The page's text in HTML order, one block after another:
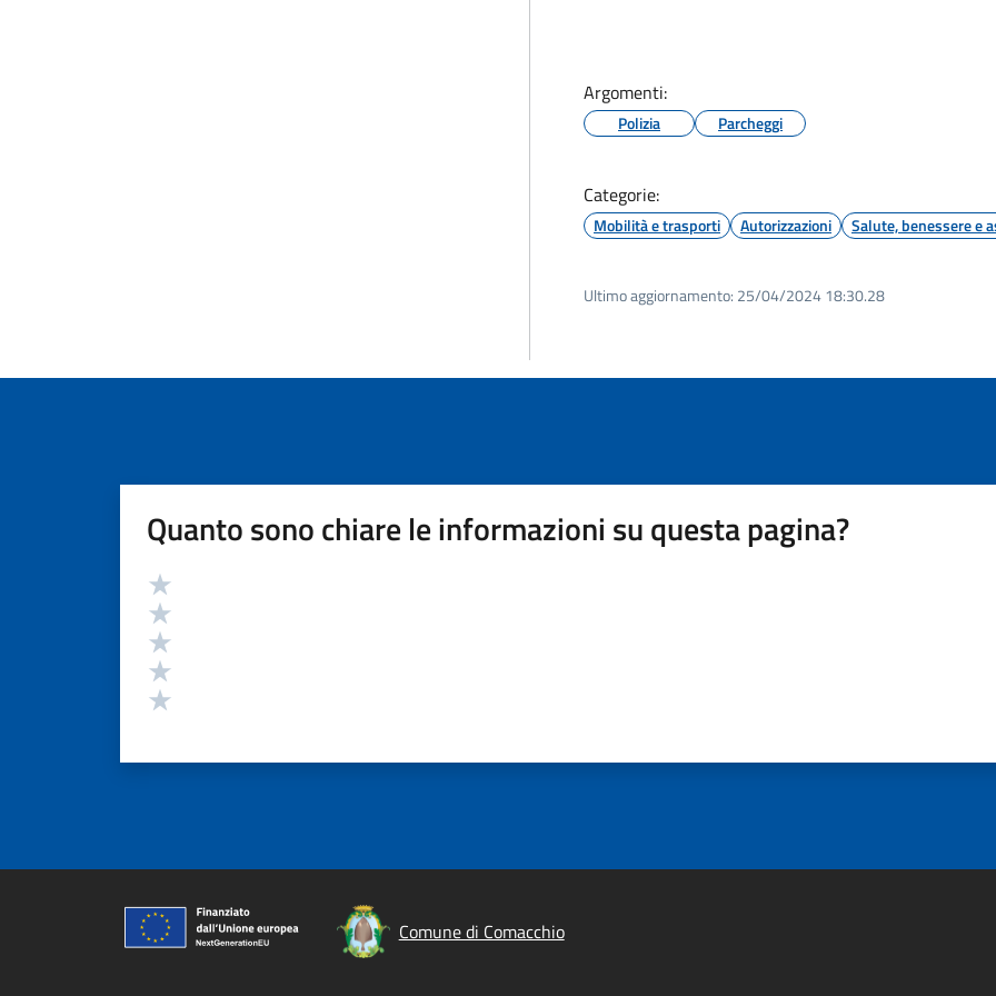
Argomenti:
Polizia Parcheggi
Categorie:
Mobilità e trasporti Autorizzazioni Salute, benessere e
Ultimo aggiornamento: 25/04/2024 18:30.28
Quanto sono chiare le informazioni su questa pagina?
Valutazione
Comune di Comacchio